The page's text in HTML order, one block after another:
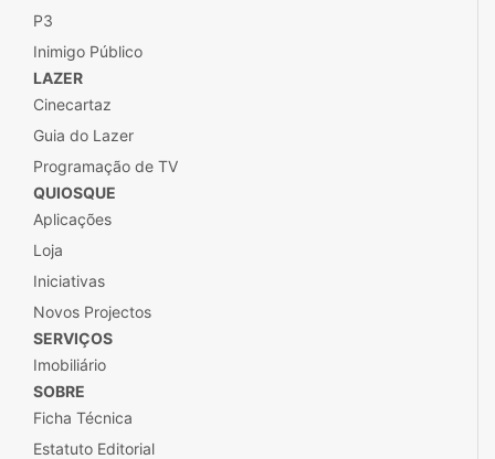
P3
Inimigo Público
LAZER
Cinecartaz
Guia do Lazer
Programação de TV
QUIOSQUE
Aplicações
Loja
Iniciativas
Novos Projectos
SERVIÇOS
Imobiliário
SOBRE
Ficha Técnica
Estatuto Editorial